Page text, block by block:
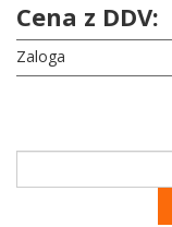
Cena z DDV:
Zaloga